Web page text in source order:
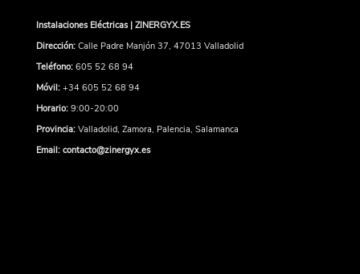
Instalaciones Eléctricas | ZINERGYX.ES
Dirección: Calle Padre Manjón 37, 47013 Valladolid
Teléfono:605 52 68 94
Móvil: +34 605 52 68 94
Horario:9:00-20:00
Provincia:Valladolid, Zamora, Palencia, Salamanca
Email: contacto@zinergyx.es